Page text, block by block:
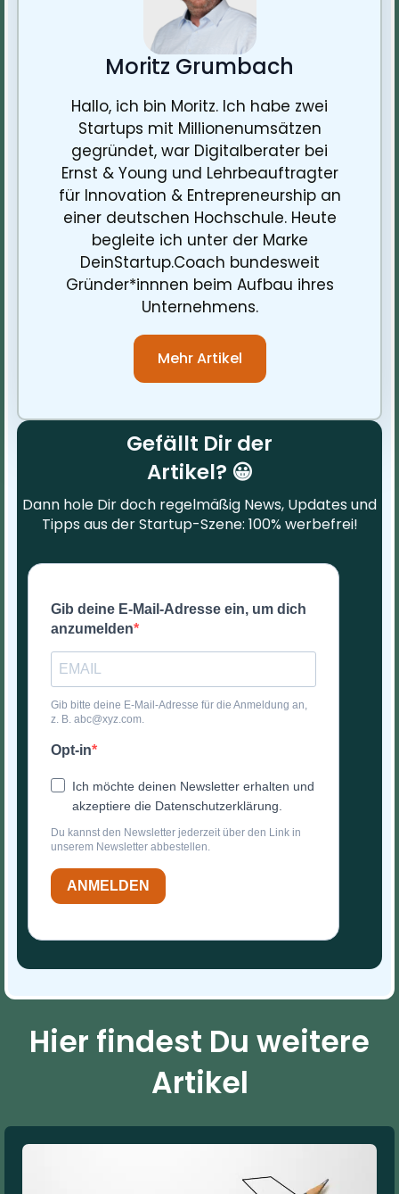
Moritz Grumbach
Hallo, ich bin Moritz. Ich habe zwei
Startups mit Millionenumsätzen
gegründet, war Digitalberater bei
Ernst & Young und Lehrbeauftragter
für Innovation & Entrepreneurship an
einer deutschen Hochschule. Heute
begleite ich unter der Marke
DeinStartup.Coach bundesweit
Gründer*innnen beim Aufbau ihres
Unternehmens.
Mehr Artikel
Gefällt Dir der
Artikel? 😀
Dann hole Dir doch regelmäßig News, Updates und
Tipps aus der Startup-Szene: 100% werbefrei!
Gib deine E-Mail-Adresse ein, um dich
anzumelden
Gib bitte deine E-Mail-Adresse für die Anmeldung an,
z. B. abc@xyz.com.
Opt-in
Ich möchte deinen Newsletter erhalten und
akzeptiere die Datenschutzerklärung.
Du kannst den Newsletter jederzeit über den Link in
unserem Newsletter abbestellen.
ANMELDEN
Hier findest Du weitere
Artikel